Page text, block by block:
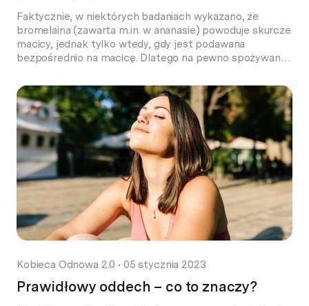
Faktycznie, w niektórych badaniach wykazano, że
bromelaina (zawarta m.in. w ananasie) powoduje skurcze
macicy, jednak tylko wtedy, gdy jest podawana
bezpośrednio na macicę. Dlatego na pewno spożywanie
skurcze macicy, trzeba zjeść bardzo duże ilości ananasa
na raz, a to raczej bardzo rzadko ma miejsce
(przynajmniej w […]
Kobieca Odnowa 2.0 • 05 stycznia 2023
Prawidłowy oddech – co to znaczy?